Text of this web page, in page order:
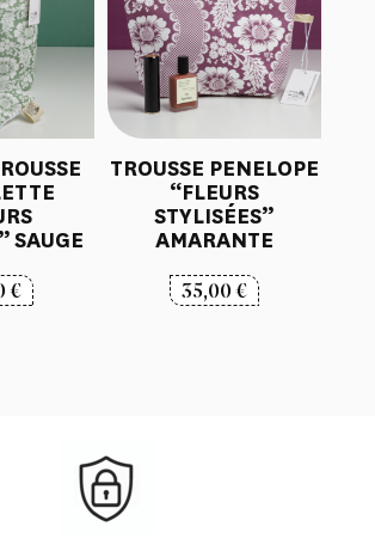
SAUGE
€
TROUSSE PENELOPE
“FLEURS
STYLISÉES”
AMARANTE
35,00€